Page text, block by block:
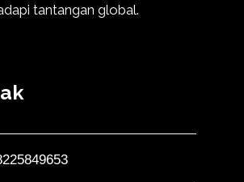
tantangan global.